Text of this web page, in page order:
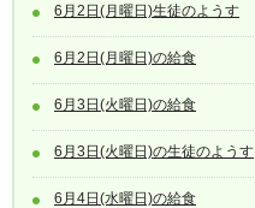
6月2日(月曜日)生徒のようす
6月2日(月曜日)の給食
6月3日(火曜日)の給食
6月3日(火曜日)の生徒のようす
6月4日(水曜日)の給食